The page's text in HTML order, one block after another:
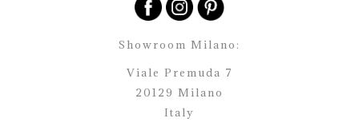
Showroom Milano:
Viale Premuda 7
20129 Milano
Italy